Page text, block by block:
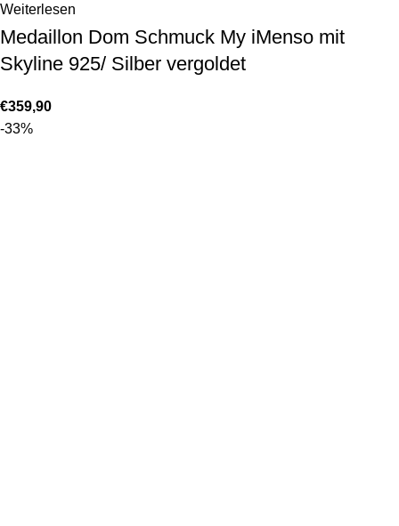
Weiterlesen
Medaillon Dom Schmuck My iMenso mit
Skyline 925/ Silber vergoldet
€359,90
-33%